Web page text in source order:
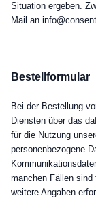
Situation ergeben.
Mail an
Bestellformular
Bei der Bestellung
Diensten über das
für die Nutzung
personenbezogene
manchen Fällen sind
weitere Angaben